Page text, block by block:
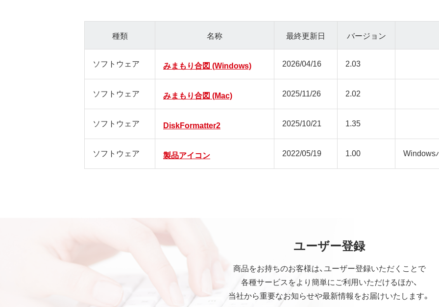
種類 名称 最終更新日 バージョン
ソフトウェア みまもり合図 (Windows) 2026/04/16 2.03
ソフトウェア みまもり合図 (Mac) 2025/11/26 2.02
ソフトウェア DiskFormatter2 2025/10/21 1.35
ソフトウェア 製品アイコン 2022/05/19 1.00 Windows
ユーザー登録
商品をお持ちのお客様は、ユーザー登録いただくことで
各種サービスをより簡単にご利用いただけるほか、
当社から重要なお知らせや最新情報をお届けいたします。